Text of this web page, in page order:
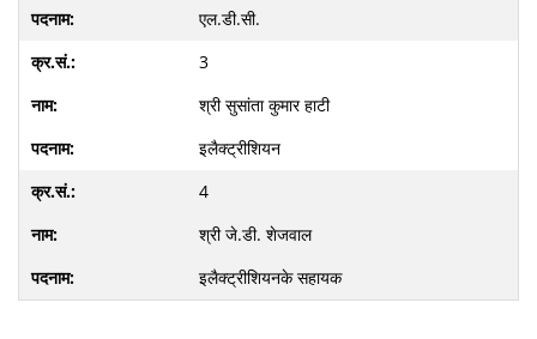
एल.डी.सी.
3
श्री सुसांता कुमार हाटी
इलैक्‍ट्रीशियन
4
श्री जे.डी. शेजवाल
इलैक्‍ट्रीशियनके सहायक